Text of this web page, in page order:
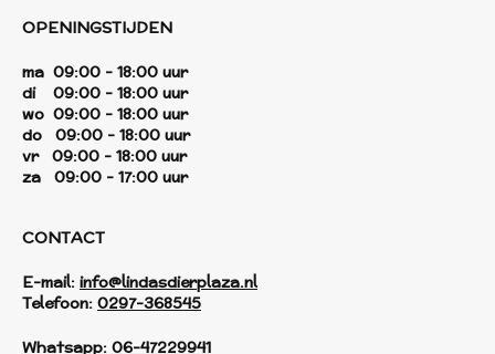
OPENINGSTIJDEN
ma 09:00 - 18:00 uur
di 09:00 - 18:00 uur
wo 09:00 - 18:00 uur
do 09:00 - 18:00 uur
vr 09:00 - 18:00 uur
za 09:00 - 17:00 uur
CONTACT
E-mail: info@lindasdierplaza.nl
Telefoon: 0297-368545
Whatsapp: 06-47229941